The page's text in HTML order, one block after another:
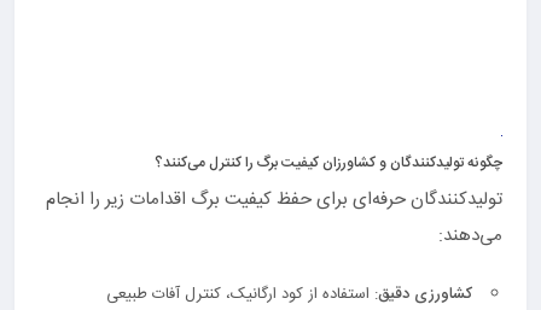
چگونه تولیدکنندگان و کشاورزان کیفیت برگ را کنترل می‌کنند؟
تولیدکنندگان حرفه‌ای برای حفظ کیفیت برگ اقدامات زیر را انجام
می‌دهند:
کشاورزی دقیق: استفاده از کود ارگانیک، کنترل آفات طبیعی